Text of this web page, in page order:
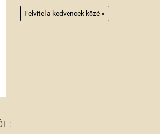
Felvitel a kedvencek közé »